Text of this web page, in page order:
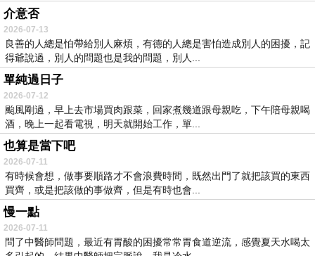
介意否
2026-07-13
良善的人總是怕帶給別人麻煩，有德的人總是害怕造成別人的困擾，記
得爺說過，別人的問題也是我的問題，別人...
單純過日子
2026-07-12
颱風剛過，早上去市場買肉跟菜，回家煮幾道跟母親吃，下午陪母親喝
酒，晚上一起看電視，明天就開始工作，單...
也算是當下吧
2026-07-11
有時候會想，做事要順路才不會浪費時間，既然出門了就把該買的東西
買齊，或是把該做的事做齊，但是有時也會...
慢一點
2026-07-11
問了中醫師問題，最近有胃酸的困擾常常胃食道逆流，感覺夏天水喝太